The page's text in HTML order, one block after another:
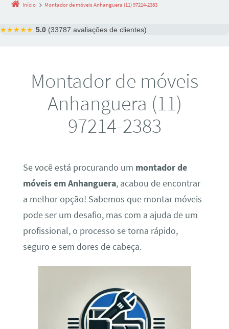
Início Montador de móveis Anhanguera (11) 97214-2383
★★★★★ 5.0 (33787 avaliações de clientes)
Montador de móveis
Anhanguera (11)
97214-2383
Se você está procurando um montador de
móveis em Anhanguera, acabou de encontrar
a melhor opção! Sabemos que montar móveis
pode ser um desafio, mas com a ajuda de um
profissional, o processo se torna rápido,
seguro e sem dores de cabeça.